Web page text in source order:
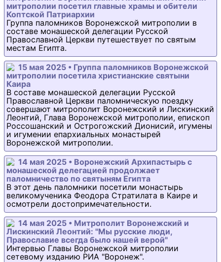
митрополии посетил главные храмы и обители
Коптской Патриархии
Группа паломников Воронежской митрополии в
составе монашеской делегации Русской
Православной Церкви путешествует по святым
местам Египта.
15 мая 2025 • Группа паломников Воронежской
митрополии посетила христианские святыни
Каира
В составе монашеской делегации Русской
Православной Церкви паломническую поездку
совершают митрополит Воронежский и Лискинский
Леонтий, Глава Воронежской митрополии, епископ
Россошанский и Острогожский Дионисий, игумены
и игумении епархиальных монастырей
Воронежской митрополии.
14 мая 2025 • Воронежский Архипастырь с
монашеской делегацией продолжает
паломничество по святыням Египта
В этот день паломники посетили монастырь
великомученика Феодора Стратилата в Каире и
осмотрели достопримечательности.
14 мая 2025 • Митрополит Воронежский и
Лискинский Леонтий: "Мы русские люди,
Православие всегда было нашей верой"
Интервью Главы Воронежской митрополии
сетевому изданию РИА "Воронеж".